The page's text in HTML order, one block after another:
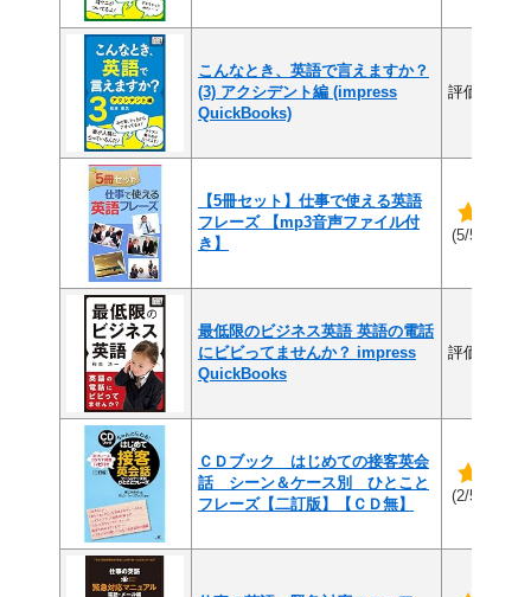
こんなとき、英語で言えますか？
(3) アクシデント編 (impress
QuickBooks)
評価なし
【5冊セット】仕事で使える英語
フレーズ 【mp3音声ファイル付
き】
(5/5)
最低限のビジネス英語 英語の電話
にビビってませんか？ impress
QuickBooks
評価なし
ＣＤブック はじめての接客英会
話 シーン＆ケース別 ひとこと
フレーズ【二訂版】【ＣＤ無】
(2/5)